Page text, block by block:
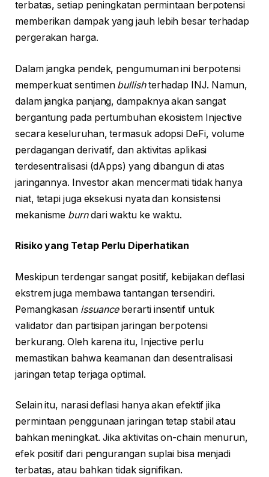
terbatas, setiap peningkatan permintaan berpotensi
memberikan dampak yang jauh lebih besar terhadap
pergerakan harga.
Dalam jangka pendek, pengumuman ini berpotensi
memperkuat sentimen bullishterhadap INJ. Namun,
dalam jangka panjang, dampaknya akan sangat
bergantung pada pertumbuhan ekosistem Injective
secara keseluruhan, termasuk adopsi DeFi, volume
perdagangan derivatif, dan aktivitas aplikasi
terdesentralisasi (dApps) yang dibangun di atas
jaringannya. Investor akan mencermati tidak hanya
niat, tetapi juga eksekusi nyata dan konsistensi
mekanisme burndari waktu ke waktu.
Risiko yang Tetap Perlu Diperhatikan
Meskipun terdengar sangat positif, kebijakan deflasi
ekstrem juga membawa tantangan tersendiri.
Pemangkasan issuanceberarti insentif untuk
validator dan partisipan jaringan berpotensi
berkurang. Oleh karena itu, Injective perlu
memastikan bahwa keamanan dan desentralisasi
jaringan tetap terjaga optimal.
Selain itu, narasi deflasi hanya akan efektif jika
permintaan penggunaan jaringan tetap stabil atau
bahkan meningkat. Jika aktivitas on-chain menurun,
efek positif dari pengurangan suplai bisa menjadi
terbatas, atau bahkan tidak signifikan.